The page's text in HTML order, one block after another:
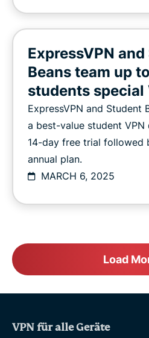
ExpressVPN
Beans team up
students special
ExpressVPN and Student
a best-value student VPN
14-day free trial followed
annual plan.
MARCH 6, 2025
Load
VPN für alle Geräte